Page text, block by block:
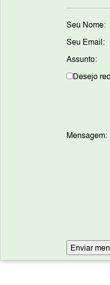
Seu Nome:
Seu Email:
Assunto:
Desejo
Mensagem: